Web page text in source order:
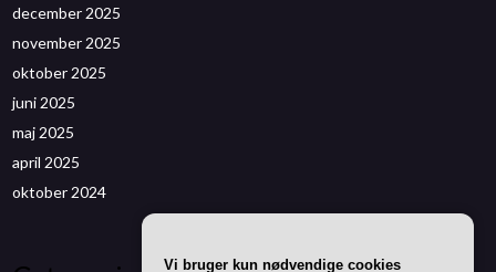
december 2025
november 2025
oktober 2025
juni 2025
maj 2025
april 2025
oktober 2024
Vi bruger kun nødvendige cookies